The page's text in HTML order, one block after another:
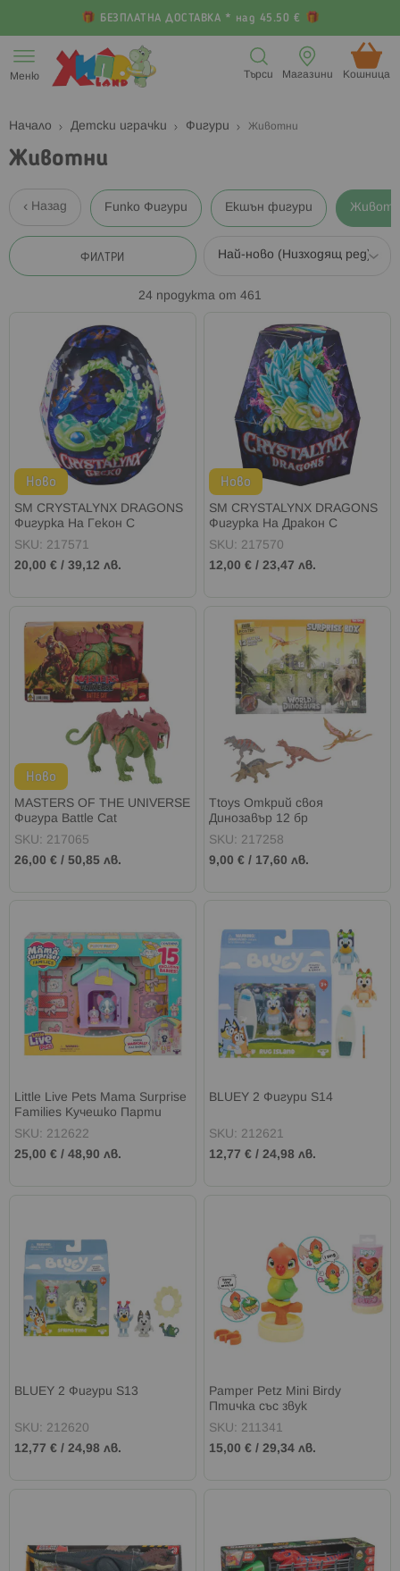
БЕЗПЛАТНА ДОСТАВКА * над 45.50 €
към
съдържанието
Меню Кошница (
Магазини
Търси
Начало Детски играчки Фигури Животни
Животни
Назад Funko Фигури Екшън фигури
ФИЛТРИ
24 продукта от 461
Ново
SM CRYSTALYNX DRAGONS
Фигурка На Гекон С
Подвижни Части 22.8см
SKU: 217571
20,00 € / 39,12 лв.
Ново
SM CRYSTALYNX DRAGONS
Фигурка На Дракон С
Подвижни Части 22.8см
SKU: 217570
12,00 € /23,47 лв.
Ново
MASTERS OF THE UNIVERSE
Фигура Battle Cat
SKU: 217065
26,00 € / 50,85 лв.
Ttoys Открий своя
Динозавър 12 бр
SKU: 217258
9,00 € / 17,60 лв.
Little Live Pets Mama Surprise
Families Кучешко Парти
SKU: 212622
25,00 € / 48,90 лв.
BLUEY 2 Фигури S14
SKU: 212621
12,77 € /24,98 лв.
BLUEY 2 Фигури S13
SKU: 212620
12,77 € / 24,98 лв.
Pamper Petz Mini Birdy
Птичкa със звук
SKU: 211341
15,00 € /29,34 лв.